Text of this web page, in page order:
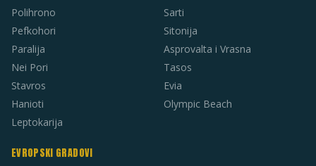
Polihrono
Pefkohori
Paralija
Nei Pori
Stavros
Hanioti
Leptokarija
Sarti
Sitonija
Asprovalta i Vrasna
Tasos
Evia
Olympic Beach
EVROPSKI GRADOVI